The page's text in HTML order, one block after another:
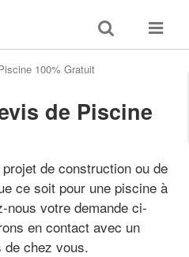
Toggle
search
Toggle
100% Gratuit
de Piscine
de construction ou de
ce soit pour une piscine à
nous votre demande ci-
en contact avec un
de chez vous.